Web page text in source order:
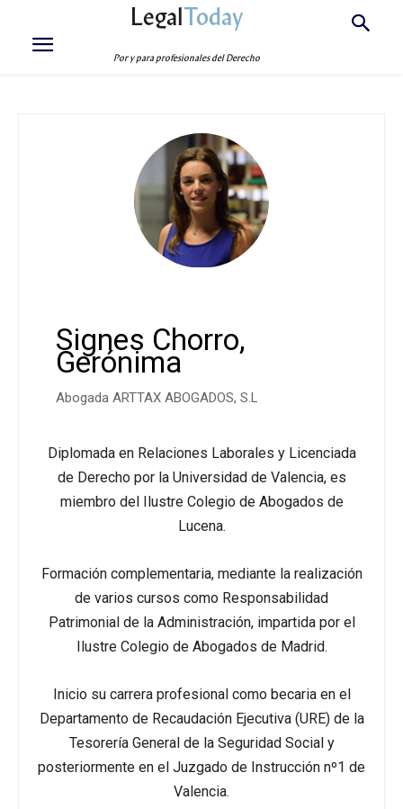
LegalToday
Por y para profesionales del Derecho
Signes Chorro,
Gerónima
Abogada ARTTAX ABOGADOS, S.L
Diplomada en Relaciones Laborales y Licenciada
de Derecho por la Universidad de Valencia, es
miembro del Ilustre Colegio de Abogados de
Lucena.
Formación complementaria, mediante la realización
de varios cursos como Responsabilidad
Patrimonial de la Administración, impartida por el
Ilustre Colegio de Abogados de Madrid.
Inicio su carrera profesional como becaria en el
Departamento de Recaudación Ejecutiva (URE) de la
Tesorería General de la Seguridad Social y
posteriormente en el Juzgado de Instrucción nº1 de
Valencia.